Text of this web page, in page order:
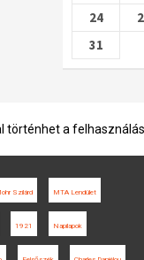
24
31
történhet a
Szilárd MTA Lendület
1921 Napilapok